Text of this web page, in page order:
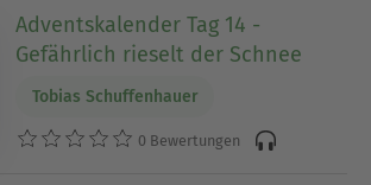
Adventskalender Tag 14 -
Gefährlich rieselt der Schnee
Tobias Schuffenhauer
0 Bewertungen